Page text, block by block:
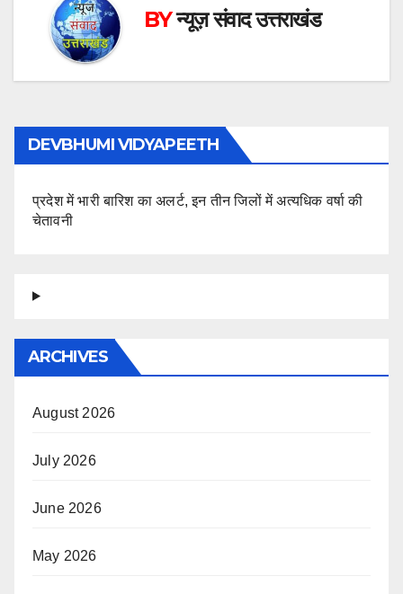
BYन्यूज़ संवाद उत्तराखंड
DEVBHUMI VIDYAPEETH
प्रदेश में भारी बारिश का अलर्ट, इन तीन जिलों में अत्यधिक वर्षा की
चेतावनी
ARCHIVES
August 2026
July 2026
June 2026
May 2026